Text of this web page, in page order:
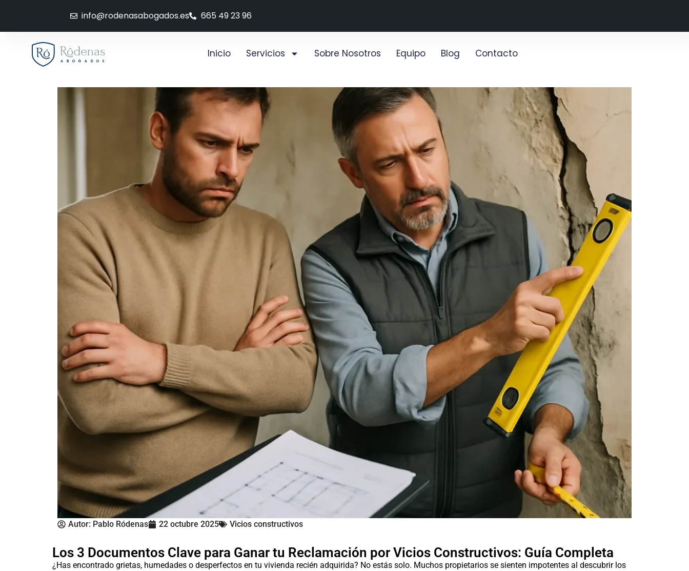
info@rodenasabogados.es 665 49 23 96
Inicio Servicios Sobre Nosotros Equipo Blog Contacto
Autor: Pablo Ródenas 22 octubre 2025 Vicios constructivos
Los 3 Documentos Clave para Ganar tu Reclamación por Vicios Constructivos: Guía Completa
¿Has encontrado grietas, humedades o desperfectos en tu vivienda recién adquirida? No estás solo. Muchos propietarios se sienten impotentes al descubrir los